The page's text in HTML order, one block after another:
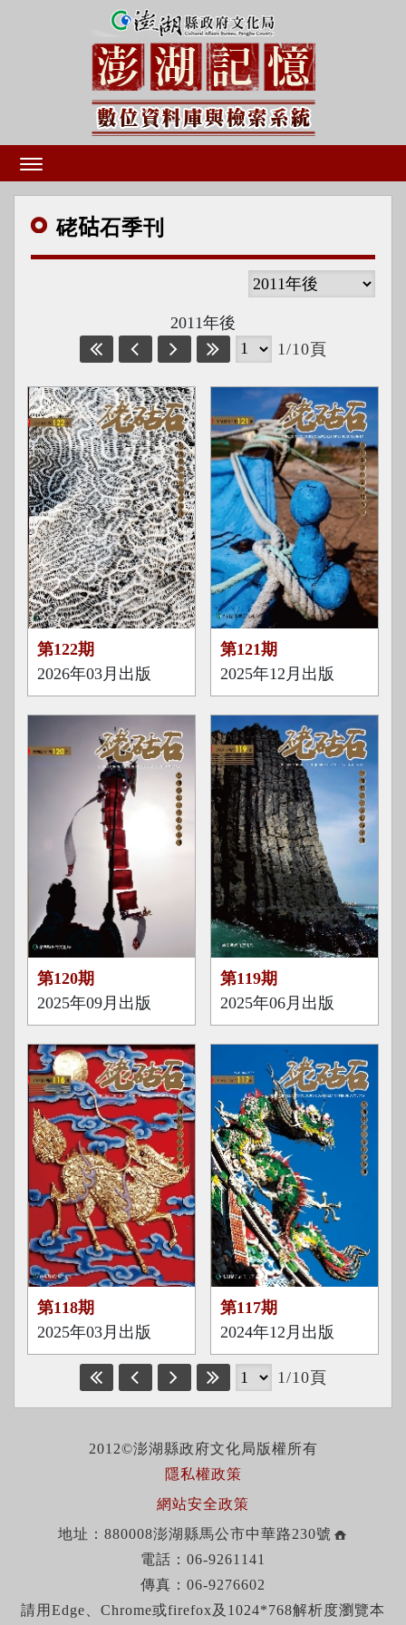
硓𥑮石季刊
2011年後
1/10頁
第122期
2026年03月出版
第121期
2025年12月出版
第120期
2025年09月出版
第119期
2025年06月出版
第118期
2025年03月出版
第117期
2024年12月出版
1/10頁
2012©澎湖縣政府文化局版權所有
隱私權政策
網站安全政策
地址：880008澎湖縣馬公市中華路230號
電話：06-9261141
傳真：06-9276602
請用Edge、Chrome或firefox及1024*768解析度瀏覽本